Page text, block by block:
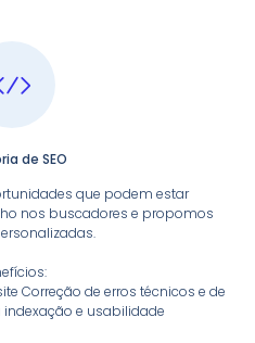
de SEO
que podem estar
nos buscadores e propomos
Correção de erros técnicos e de
e usabilidade